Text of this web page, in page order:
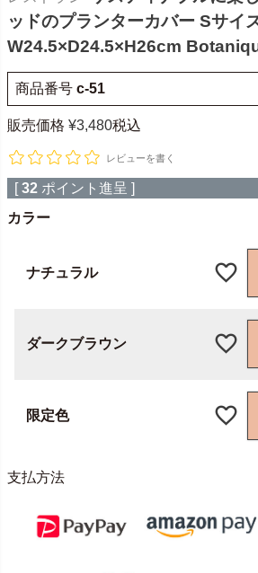
ッドのプランターカバー Sサイ
W24.5×D24.5×H26cm
商品番号 c-51
販売価格 ¥3,480税込
レビューを書く
[ 32 ポイント進呈 ]
カラー
ナチュラル
ダークブラウン
限定色
支払方法